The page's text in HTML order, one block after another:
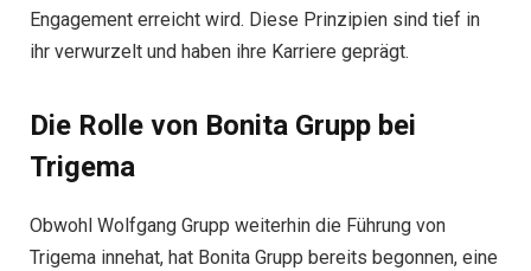
Engagement erreicht wird. Diese Prinzipien sind tief in
ihr verwurzelt und haben ihre Karriere geprägt.
Die Rolle von Bonita Grupp bei
Trigema
Obwohl Wolfgang Grupp weiterhin die Führung von
Trigema innehat, hat Bonita Grupp bereits begonnen, eine